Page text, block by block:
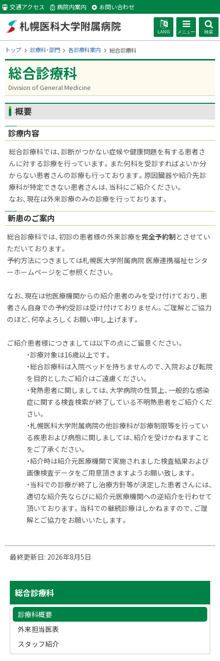
本
へ
交通アクセス 病院内案内 お問い合わせ
札幌医科大学附
属病院
LANG メニュー 検索
現
在
位
置
の
階
層
トップ 診療科・部門 各診療科案内 総合診療科
総合診療科
Division of General Medicine
ページ内目次
概要
概要
診療内容
総合診療科では、診断がつかない症候や健康問題を有する患者さ
んに対する診療を行っています。また何科を受診すればよいか分
からない患者さんの診療も行っております。原因臓器や紹介先診
療科が特定できない患者さんは、当科にご紹介ください。
なお、現在は外来診療のみの診療を行っております。
新患のご案内
総合診療科では、初診の患者様の外来診療を完全予約制 とさせてい
ただいております。
予約方法につきましては札幌医大学附属病院 医療連携福祉センタ
ーホームページをご参照ください。
なお、現在は他医療機関からの紹介患者のみを受け付けており、患
者さん自身での予約受診は受け付けておりません。ご理解とご協力
のほど、何卒よろしくお願い申し上げます。
ご紹介患者様につきましては以下の点にご留意ください。
・診療対象は16歳以上です。
・総合診療科は入院ベッドを持ちませんので、入院および転院
を目的としたご紹介はご遠慮ください。
・発熱患者に関しましては、大学病院の性質上、一般的な感染
症に関する検査検索が終了している不明熱患者をご紹介くだ
さい。
・札幌医科大学附属病院の他診療科が診療制限等を行ってい
る疾患および病態に関しましては、紹介を受けかねますこと
をご了承ください。
・紹介時は紹介元医療機関で実施されました検査結果および
画像検査データをご用意頂きますようお願い致します。
・当科での診療が終了し治療方針等が決定した患者さんには、
適切な紹介先ならびに紹介元医療機関への逆紹介を行わせて
頂いております。当科での継続診療はしかねますので、ご理
解とご協力をお願いいたします。
ッ
る
最終更新日: 2026年8月5日
サ
イ
ド
総合診療科
診療科概要
外来担当医表
スタッフ紹介